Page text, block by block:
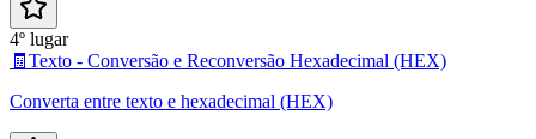
4º lugar
🧾 Texto - Conversão e Reconversão Hexadecimal (HEX)
Converta entre texto e hexadecimal (HEX)